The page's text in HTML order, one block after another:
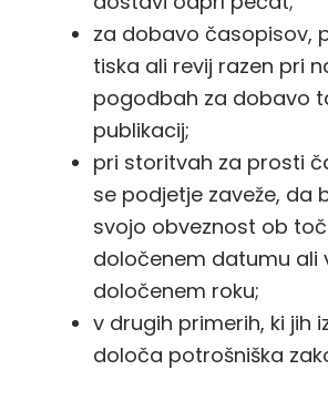
za dobavo časopisov,
tiska ali revij razen pri
pogodbah za dobavo
publikacij;
pri storitvah za prosti
se podjetje zaveže, da
svojo obveznost ob
določenem datumu ali
določenem roku;
v drugih primerih, ki jih
določa potrošniška